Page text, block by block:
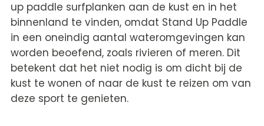
up paddle surfplanken aan de kust en in het
binnenland te vinden, omdat Stand Up Paddle
in een oneindig aantal wateromgevingen kan
worden beoefend, zoals rivieren of meren. Dit
betekent dat het niet nodig is om dicht bij de
kust te wonen of naar de kust te reizen om van
deze sport te genieten.